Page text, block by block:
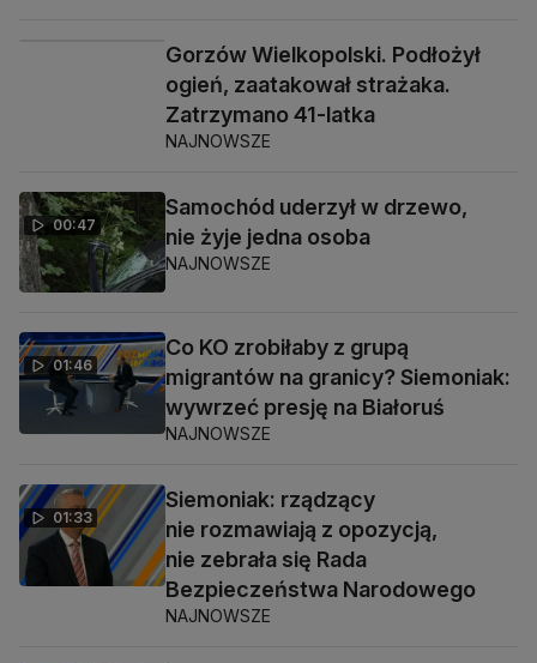
Gorzów Wielkopolski. Podłożył
ogień, zaatakował strażaka.
Zatrzymano 41-latka
NAJNOWSZE
00:47
Samochód uderzył w drzewo,
nie żyje jedna osoba
NAJNOWSZE
01:46
Co KO zrobiłaby z grupą
migrantów na granicy? Siemoniak:
wywrzeć presję na Białoruś
NAJNOWSZE
01:33
Siemoniak: rządzący
nie rozmawiają z opozycją,
nie zebrała się Rada
Bezpieczeństwa Narodowego
NAJNOWSZE